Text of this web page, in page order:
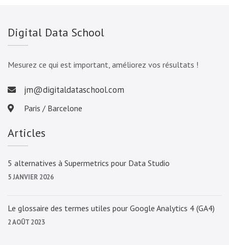
Digital Data School
Mesurez ce qui est important, améliorez vos résultats !
jm@digitaldataschool.com
Paris / Barcelone
Articles
5 alternatives à Supermetrics pour Data Studio
5 JANVIER 2026
Le glossaire des termes utiles pour Google Analytics 4 (GA4)
2 AOÛT 2023